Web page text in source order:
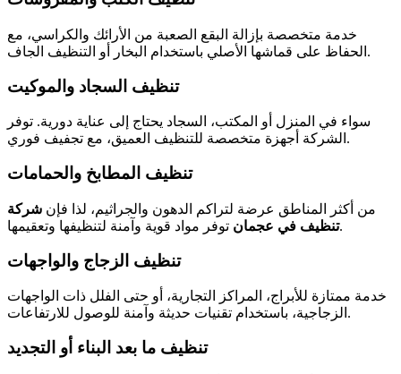
خدمة متخصصة بإزالة البقع الصعبة من الأرائك والكراسي، مع
الحفاظ على قماشها الأصلي باستخدام البخار أو التنظيف الجاف.
تنظيف السجاد والموكيت
سواء في المنزل أو المكتب، السجاد يحتاج إلى عناية دورية. توفر
الشركة أجهزة متخصصة للتنظيف العميق، مع تجفيف فوري.
تنظيف المطابخ والحمامات
من أكثر المناطق عرضة لتراكم الدهون والجراثيم، لذا فإن شركة
تنظيف في عجمانتوفر مواد قوية وآمنة لتنظيفها وتعقيمها.
تنظيف الزجاج والواجهات
خدمة ممتازة للأبراج، المراكز التجارية، أو حتى الفلل ذات الواجهات
الزجاجية، باستخدام تقنيات حديثة وآمنة للوصول للارتفاعات.
تنظيف ما بعد البناء أو التجديد